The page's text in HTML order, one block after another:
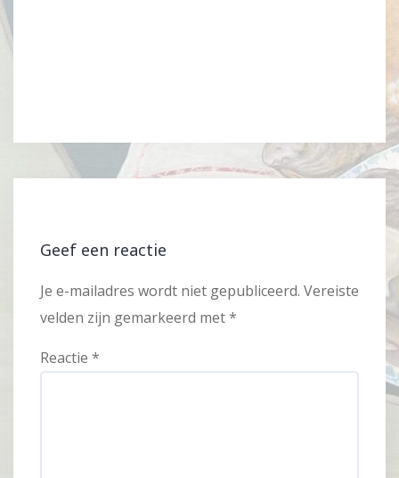
Geef een reactie
Je e-mailadres wordt niet gepubliceerd. Vereiste
velden zijn gemarkeerd met*
Reactie *